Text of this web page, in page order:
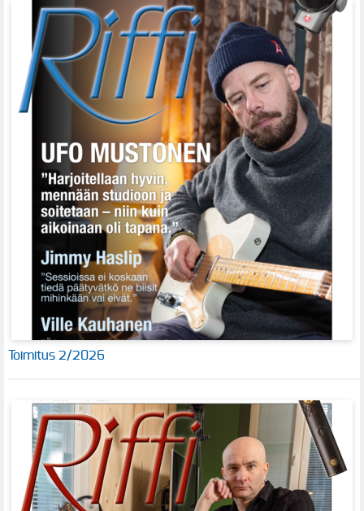
Toimitus 2/2026